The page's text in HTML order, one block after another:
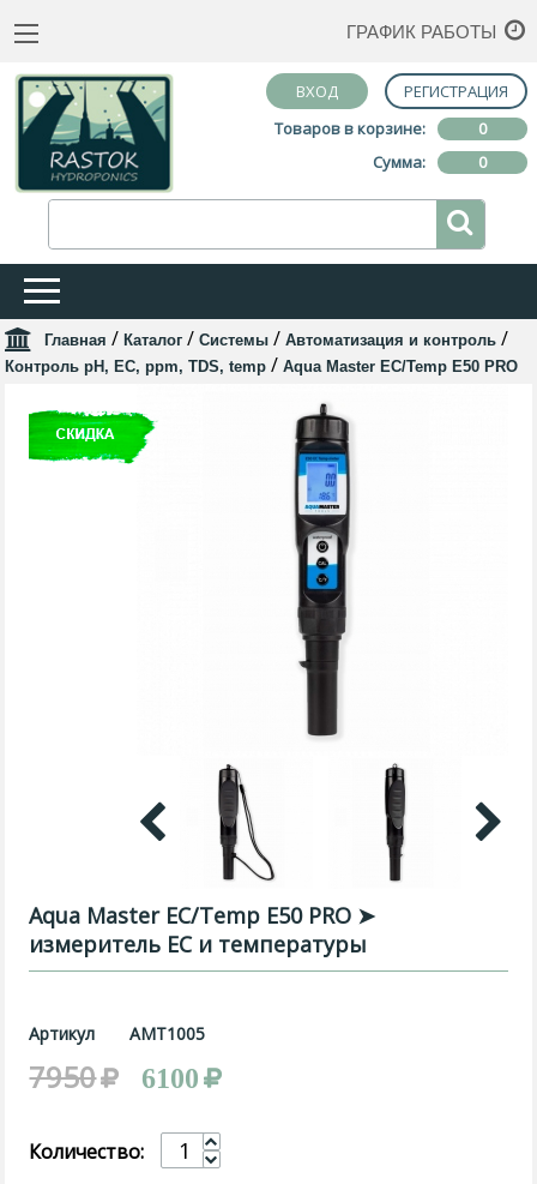
ГРАФИК РАБОТЫ
ВХОД
РЕГИСТРАЦИЯ
Товаров в корзине:
0
Сумма:
0
Главная / Каталог / Системы / Автоматизация и контроль /
Контроль pH, EC, ppm, TDS, temp / Aqua Master EC/Temp E50 PRO
Aqua Master EC/Temp E50 PRO ➤
измеритель EC и температуры
Артикул АМТ1005
7950 6100
Количество: